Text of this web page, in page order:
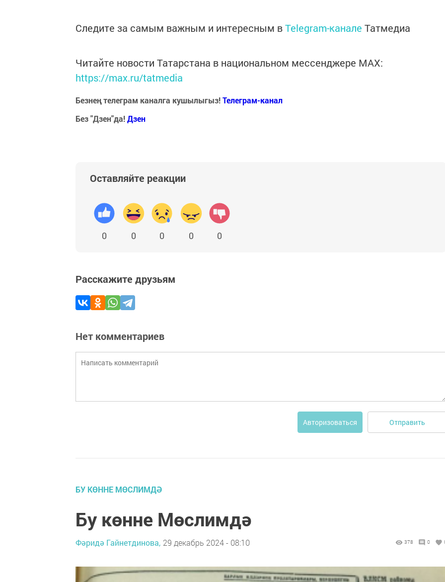
Следите за самым важным и интересным вTelegram-канале Татмедиа
Читайте новости Татарстана в национальном мессенджере MАХ:
https://max.ru/tatmedia
Безнең телеграм каналга кушылыгыз!Телеграм-канал
Без "Дзен"да!Дзен
Оставляйте реакции
0 0 0 0 0
Расскажите друзьям
Нет комментариев
Авторизоваться Отправить
БУ КӨННЕ МӨСЛИМДӘ
Бу көнне Мөслимдә
Фәридә Гайнетдинова, 29 декабрь 2024 - 08:10 378 0